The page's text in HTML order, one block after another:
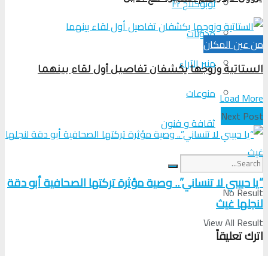
لوبوكلاج Fr
مدونات
منبر الآراء
منوعات
ثقافة و فنون
No Result
View All Result
من عين المكان
الستاتية وزوجها يكشفان تفاصيل أول لقاء بينهما
Load More
Next Post
“يا حبيبي لا تنساني”.. وصية مؤثرة تركتها الصحافية أبو دقة
لنجلها غيث
اترك تعليقاً